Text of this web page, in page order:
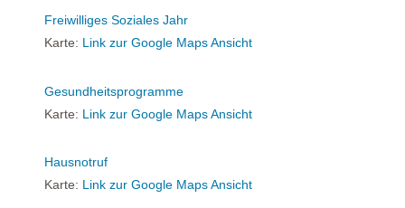
Freiwilliges Soziales Jahr
Karte: Link zur Google Maps Ansicht
Gesundheitsprogramme
Karte: Link zur Google Maps Ansicht
Hausnotruf
Karte: Link zur Google Maps Ansicht